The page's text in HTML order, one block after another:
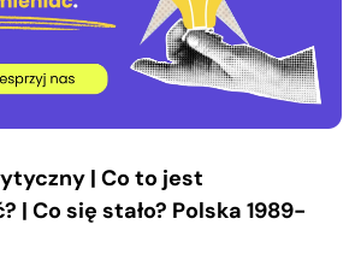
| Co to jest
| Co się stało? Polska 1989-